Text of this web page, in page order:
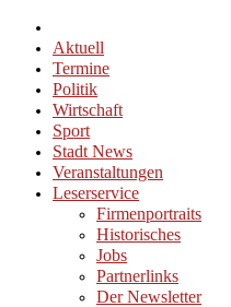
Aktuell
Termine
Politik
Wirtschaft
Sport
Stadt News
Veranstaltungen
Leserservice
Firmenportraits
Historisches
Jobs
Partnerlinks
Der Newsletter